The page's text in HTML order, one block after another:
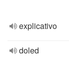
explicativo
doled